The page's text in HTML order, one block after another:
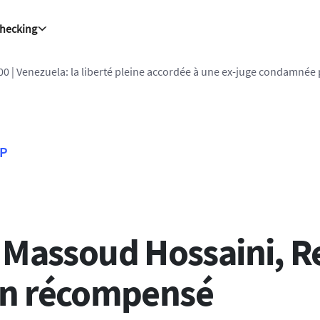
politiques (famille)
Massoud Hossaini,
récompensé